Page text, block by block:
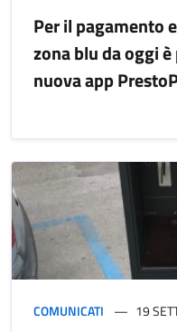
Per il pagamento
zona blu da oggi
nuova app
COMUNICATI 19